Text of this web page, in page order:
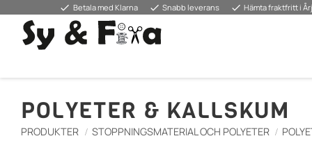
done Betala med Klarna done Snabb leverans done Hämta fraktfritt i
POLYETER & KALLSKUM
PRODUKTER STOPPNINGSMATERIAL OCH POLYETER